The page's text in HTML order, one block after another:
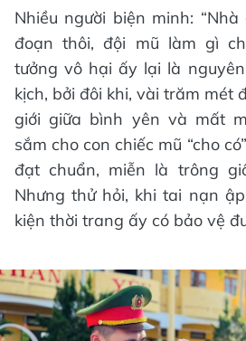
Nhiều người biện minh:
đoạn thôi, đội mũ làm gì
tưởng vô hại ấy lại là
kịch, bởi đôi khi, vài trăm mét
giới giữa bình yên và mất
sắm cho con chiếc mũ “cho
đạt chuẩn, miễn là trông
Nhưng thử hỏi, khi tai nạn
kiện thời trang ấy có bảo vệ